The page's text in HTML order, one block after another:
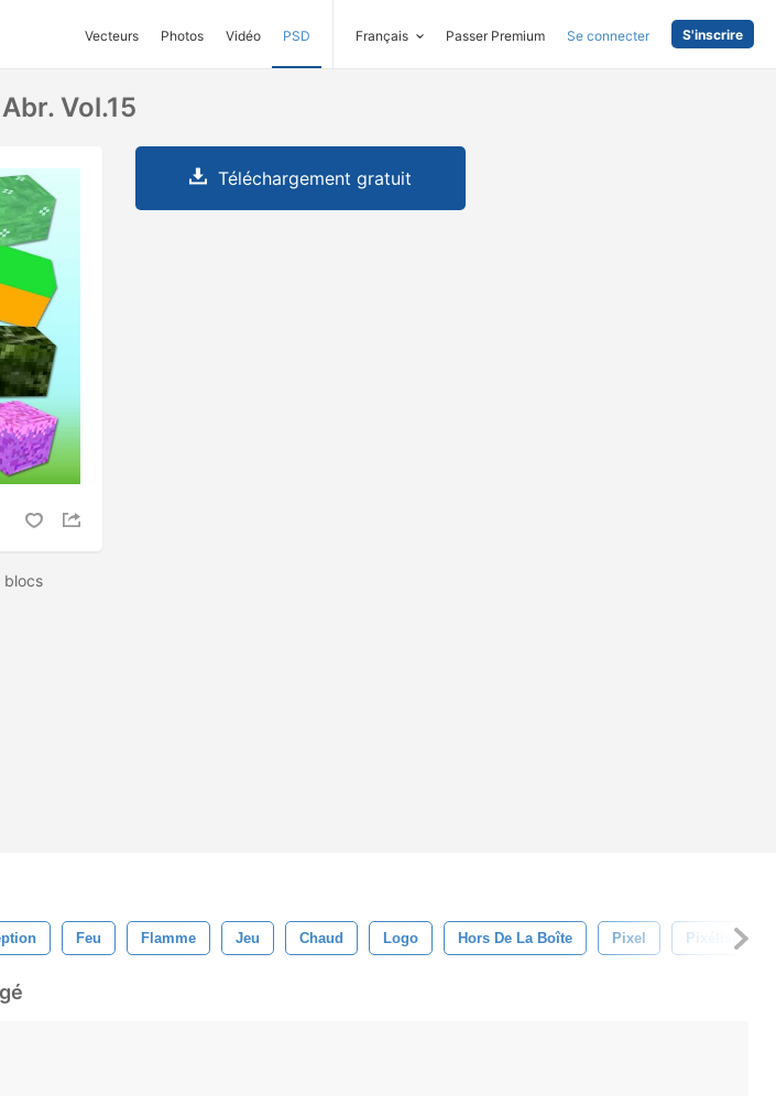
Vecteurs Photos Vidéo PSD Français Passer Premium Se connecter S'inscrire
Vol.15
blocs
Téléchargement gratuit
Feu Flamme Jeu Chaud Logo Hors De La Boîte Pixel Pixélisée